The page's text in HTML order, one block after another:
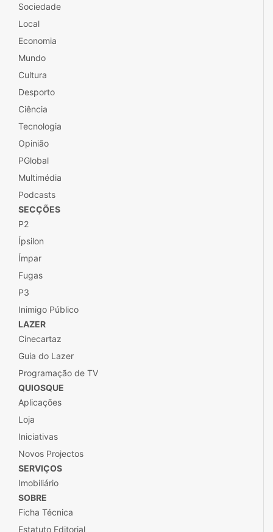
Sociedade
Local
Economia
Mundo
Cultura
Desporto
Ciência
Tecnologia
Opinião
PGlobal
Multimédia
Podcasts
SECÇÕES
P2
Ípsilon
Ímpar
Fugas
P3
Inimigo Público
LAZER
Cinecartaz
Guia do Lazer
Programação de TV
QUIOSQUE
Aplicações
Loja
Iniciativas
Novos Projectos
SERVIÇOS
Imobiliário
SOBRE
Ficha Técnica
Estatuto Editorial